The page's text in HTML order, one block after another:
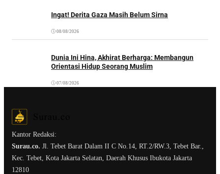
Ingat! Derita Gaza Masih Belum Sirna
08/08/2026
Dunia Ini Hina, Akhirat Berharga: Membangun
Orientasi Hidup Seorang Muslim
07/08/2026
Kantor Redaksi:
Surau.co. Jl. Tebet Barat Dalam II C No.14, RT.2/RW.3, Tebet Bar.,
Kec. Tebet, Kota Jakarta Selatan, Daerah Khusus Ibukota Jakarta
12810